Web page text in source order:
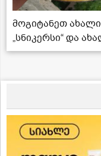
მოგიტანეთ
„სნიკერსი“ და